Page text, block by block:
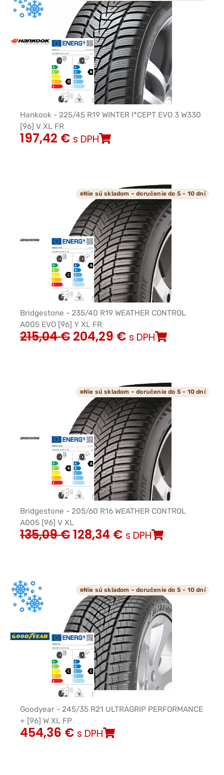
Hankook - 225/45 R19 WINTER I*CEPT EVO 3 W330
[96] V XL FR
197,42 € s DPH
Nie sú skladom – doručenie do 5 - 10 dní
Bridgestone - 235/40 R19 WEATHER CONTROL
A005 EVO [96] Y XL FR
215,04€ 204,29 € s DPH
Nie sú skladom – doručenie do 5 - 10 dní
Bridgestone - 205/60 R16 WEATHER CONTROL
A005 [96] V XL
135,09€128,34 € s DPH
Nie sú skladom – doručenie do 5 - 10 dní
Goodyear - 245/35 R21 ULTRAGRIP PERFORMANCE
+ [96] W XL FP
454,36 € s DPH